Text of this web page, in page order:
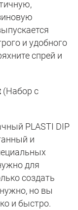
и удобного
спрей и
(Набор с
PLASTI DIP
и
для
создать
но вы
и быстро.